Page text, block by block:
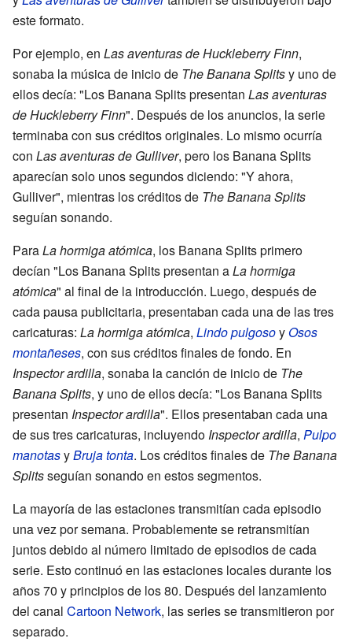
este formato.
Por ejemplo, en Las aventuras de Huckleberry Finn,
sonaba la música de inicio de The Banana Splitsy uno de
ellos decía: "Los Banana Splits presentan Las aventuras
de Huckleberry Finn". Después de los anuncios, la serie
terminaba con sus créditos originales. Lo mismo ocurría
con Las aventuras de Gulliver, pero los Banana Splits
aparecían solo unos segundos diciendo: "Y ahora,
Gulliver", mientras los créditos de The Banana Splits
seguían sonando.
ParaLa hormiga atómica, los Banana Splits primero
decían "Los Banana Splits presentan aLa hormiga
atómica" al final de la introducción. Luego, después de
cada pausa publicitaria, presentaban cada una de las tres
caricaturas: La hormiga atómica, Lindo pulgosoyOsos
montañeses, con sus créditos finales de fondo. En
Inspector ardilla, sonaba la canción de inicio de The
Banana Splits, y uno de ellos decía: "Los Banana Splits
presentan Inspector ardilla". Ellos presentaban cada una
de sus tres caricaturas, incluyendo Inspector ardilla, Pulpo
manotasyBruja tonta. Los créditos finales de The Banana
Splitsseguían sonando en estos segmentos.
La mayoría de las estaciones transmitían cada episodio
una vez por semana. Probablemente se retransmitían
juntos debido al número limitado de episodios de cada
serie. Esto continuó en las estaciones locales durante los
años 70 y principios de los 80. Después del lanzamiento
del canal Cartoon Network, las series se transmitieron por
separado.